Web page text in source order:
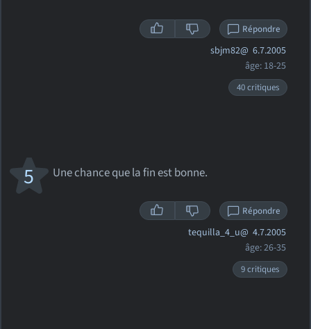
Répondre
sbjm82@ 6.7.2005
âge: 18-25
40 critiques
Une chance que la fin est bonne.
5
Répondre
tequilla_4_u@ 4.7.2005
âge: 26-35
9 critiques